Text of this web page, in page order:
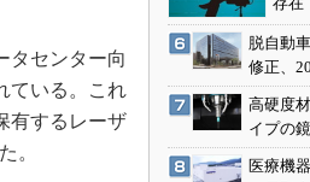
タセンター向
ている。これ
有するレーザ
。
脱自動
修正、
高硬度
イプの
医療機